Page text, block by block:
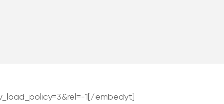
1[/embedyt]